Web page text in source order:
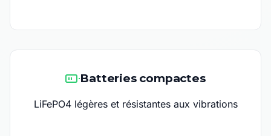
Batteries compactes
LiFePO4 légères et résistantes aux vibrations